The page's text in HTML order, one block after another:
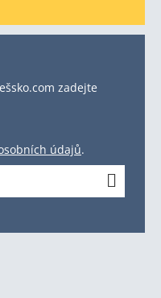
zadejte
údajů.